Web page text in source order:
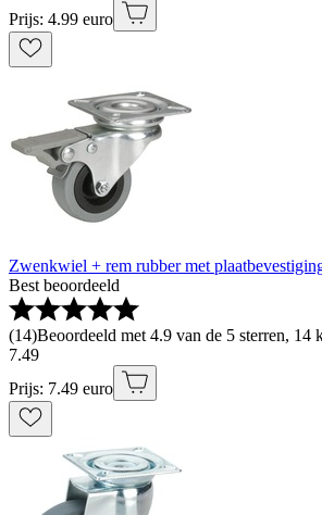
Prijs: 4.99 euro
Zwenkwiel + rem rubber met
Best beoordeeld
(14)Beoordeeld met 4.9 van de 5 sterren, 14
7.49
Prijs: 7.49 euro